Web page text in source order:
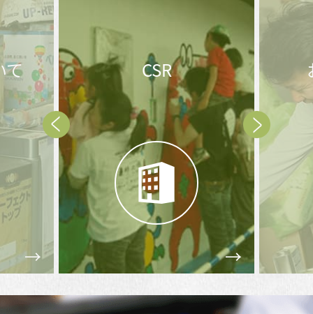
お問合せ後の
流れ
Prev Next